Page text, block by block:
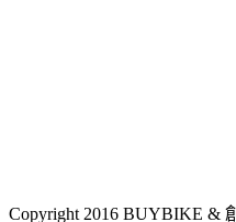
Copyright 2016 BUYBIKE &